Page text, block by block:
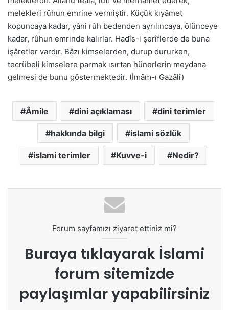
melekleri rûhun emrine vermiştir. Küçük kıyâmet
kopuncaya kadar, yâni rûh bedenden ayrılıncaya, ölünceye
kadar, rûhun emrinde kalırlar. Hadîs-i şerîflerde de buna
işâretler vardır. Bâzı kimselerden, durup dururken,
tecrübeli kimselere parmak ısırtan hünerlerin meydana
gelmesi de bunu göstermektedir. (İmâm-ı Gazâlî)
Âmile dini açıklaması dini terimler
hakkında bilgi islami sözlük
islami terimler Kuvve-i Nedir?
Forum sayfamızı ziyaret ettiniz mi?
Buraya tıklayarak İslami
forum sitemizde
paylaşımlar yapabilirsiniz